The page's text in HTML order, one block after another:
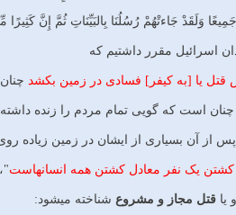
وَلَقَدْ جَاءتْهُمْ رُسُلُنَا بِالبَيِّنَاتِ ثُمَّ إِنَّ
اسرائيل مقرر داشتيم كه
يا [به كيفر] فسادى در زمين بكشد
است كه گويى تمام مردم را زنده داشته
پس از آن بسيارى از ايشان در زمين زياده‏
کشتن یک نفر معادل کشتن همه انسانهاست
یا قتل مجاز و مشروع شناخته میشود: